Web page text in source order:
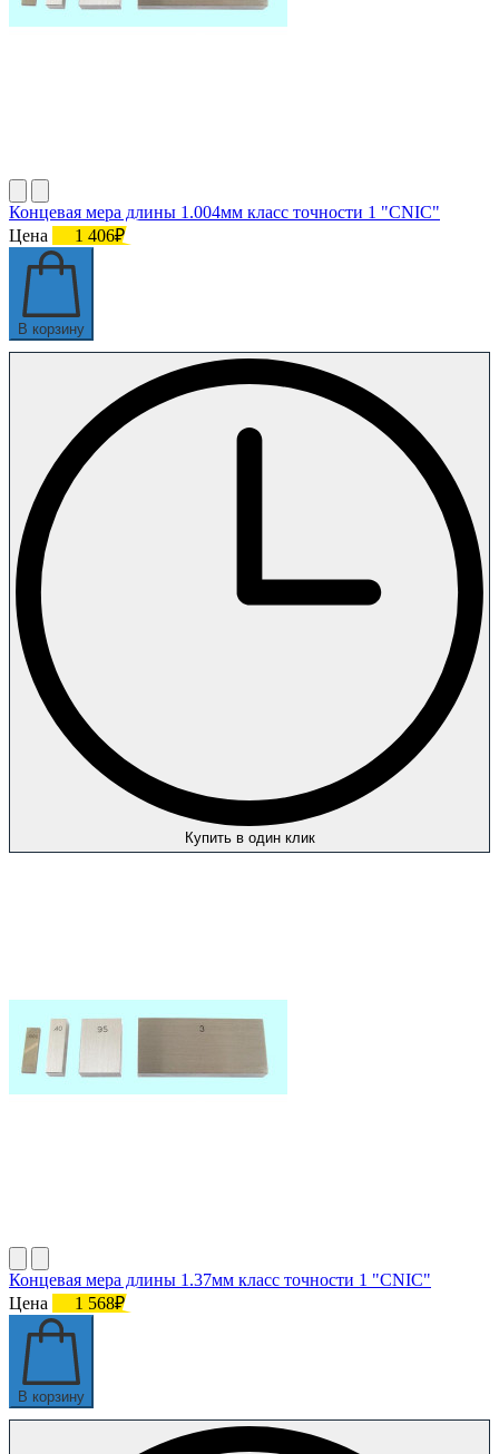
Концевая мера длины 1.004мм класс точности 1 "CNIC"
Цена
1 406₽
В корзину
Купить в один клик
Концевая мера длины 1.37мм класс точности 1 "CNIC"
Цена
1 568₽
В корзину